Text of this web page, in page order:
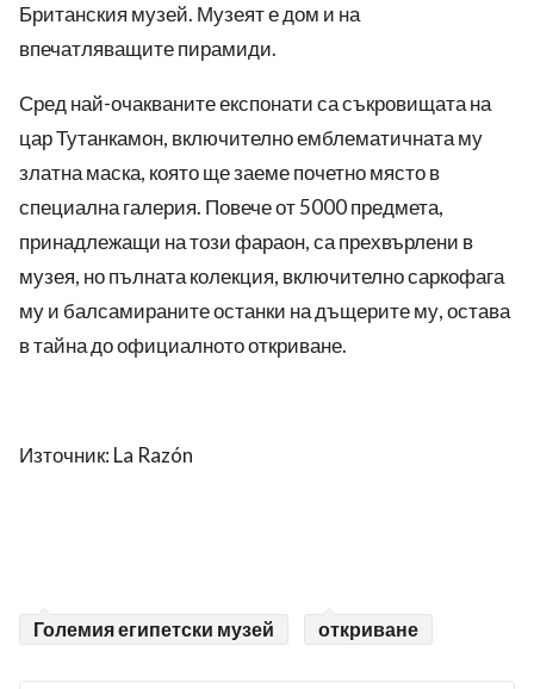
Британския музей. Музеят е дом и на
впечатляващите пирамиди.
Сред най-очакваните експонати са съкровищата на
цар Тутанкамон, включително емблематичната му
златна маска, която ще заеме почетно място в
специална галерия. Повече от 5000 предмета,
принадлежащи на този фараон, са прехвърлени в
музея, но пълната колекция, включително саркофага
му и балсамираните останки на дъщерите му, остава
в тайна до официалното откриване.
Източник: La Razón
Големия египетски музей откриване